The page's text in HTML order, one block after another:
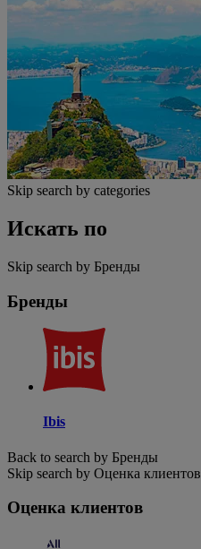
Skip search by categories
Искать по
Skip search by Бренды
Бренды
Ibis
Back to search by Бренды
Skip search by Оценка клиентов
Оценка клиентов